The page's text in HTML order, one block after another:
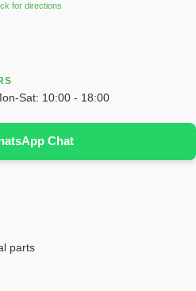
for directions
Sat: 10:00 - 18:00
Chat
parts